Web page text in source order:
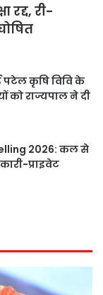
रद्द, री-
कृषि विवि के
को राज्यपाल ने दी
2026: कल से
प्राइवेट